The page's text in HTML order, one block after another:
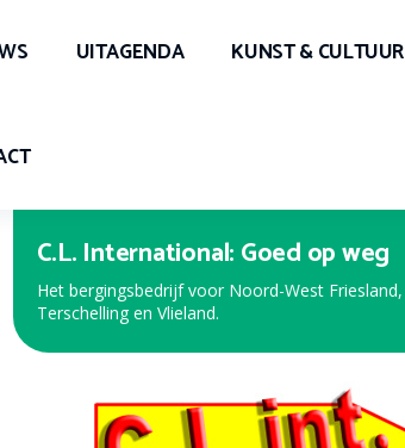
UITAGENDA KUNST & CULTUUR
C.L. International: Goed op weg
Het bergingsbedrijf voor Noord-West Friesland,
Terschelling en Vlieland.